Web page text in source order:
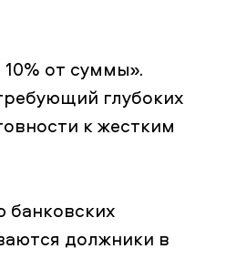
от суммы».
глубоких
к жестким
банковских
должники в